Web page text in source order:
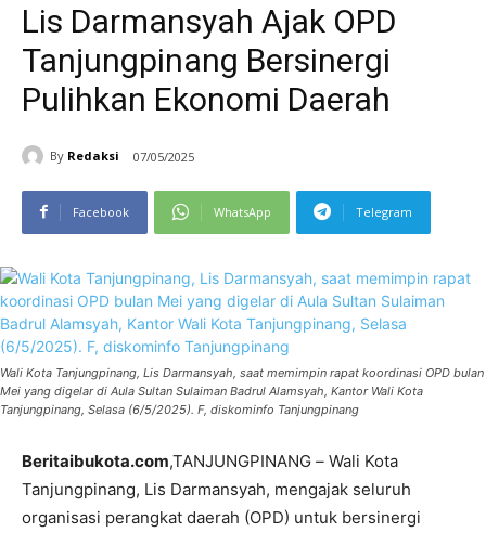
Lis Darmansyah Ajak OPD
Tanjungpinang Bersinergi
Pulihkan Ekonomi Daerah
By Redaksi 07/05/2025
Facebook WhatsApp Telegram
Wali Kota Tanjungpinang, Lis Darmansyah, saat memimpin rapat koordinasi OPD bulan
Mei yang digelar di Aula Sultan Sulaiman Badrul Alamsyah, Kantor Wali Kota
Tanjungpinang, Selasa (6/5/2025). F, diskominfo Tanjungpinang
Beritaibukota.com,TANJUNGPINANG – Wali Kota
Tanjungpinang, Lis Darmansyah, mengajak seluruh
organisasi perangkat daerah (OPD) untuk bersinergi